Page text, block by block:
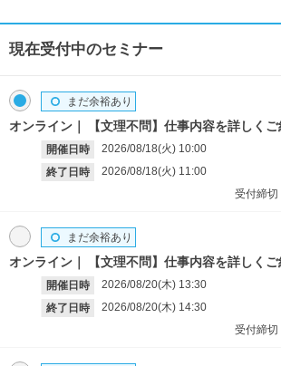
現在受付中のセミナー
オンライン 【文理不問】仕事内容を詳しく
開催日時 2026/08/18(火) 10:00
終了日時
2026/08/18(火) 11:00
まだ余裕あり
受付締切
オンライン 【文理不問】仕事内容を詳しく
開催日時 2026/08/20(木) 13:30
終了日時
2026/08/20(木) 14:30
まだ余裕あり
受付締切